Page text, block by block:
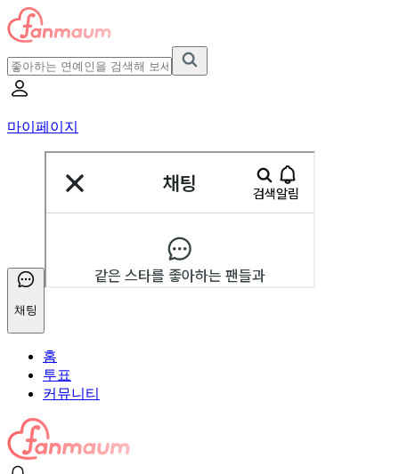
마이페이지
채팅
홈
투표
커뮤니티